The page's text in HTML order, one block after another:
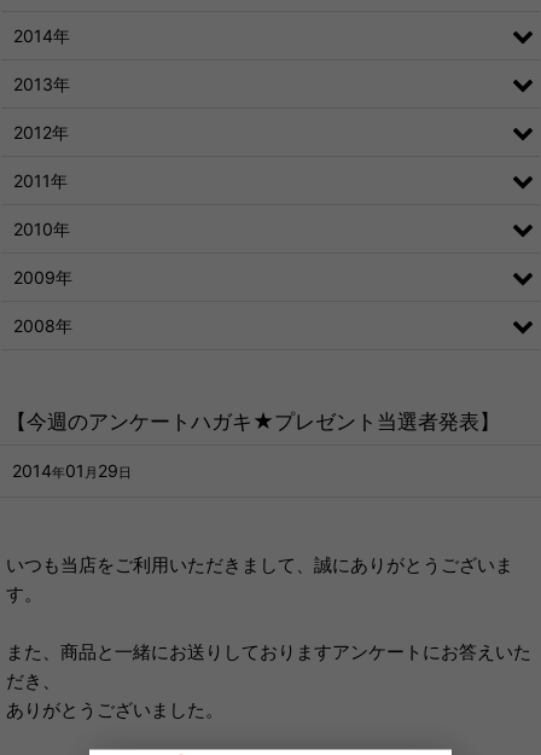
【今週のアンケートハガキ★プレゼント当選者発表】
2014年01 月 29 日
いつも当店をご利用いただきまして、誠にありがとうございま
す。
また、商品と一緒にお送りしておりますアンケートにお答えいた
だき、
ありがとうございました。
2014年
2013年
2012年
2011年
2010年
2009年
2008年